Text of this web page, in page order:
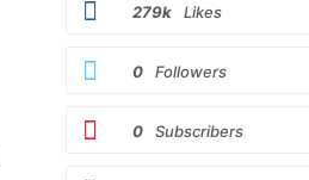
279k Likes
0 Followers
0 Subscribers